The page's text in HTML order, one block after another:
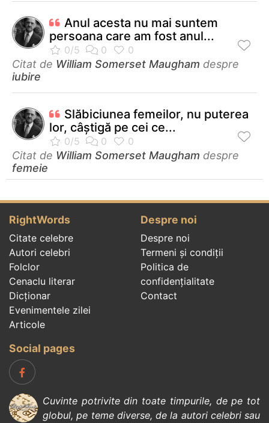
Anul acesta nu mai suntem
persoana care am fost anul...
Citat de William Somerset Maugham despre
iubire
Slăbiciunea femeilor, nu puterea
lor, câștigă pe cei ce...
Citat de William Somerset Maugham despre
femeie
RightWords
Citate celebre
Autori celebri
Folclor
Cenaclu literar
Dicționar
Evenimentele zilei
Articole
Despre noi
Despre noi
Termeni și condiții
Politica de
confidenţialitate
Contact
Social pages
Cuvinte potrivite din toate timpurile, de pe tot
globul, pe teme diverse, de la autori celebrisau